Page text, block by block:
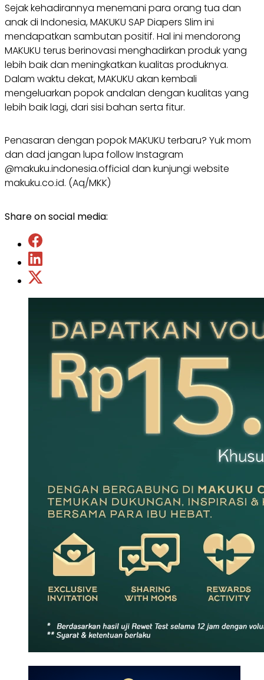
Sejak kehadirannya menemani para orang tua dan
anak di Indonesia, MAKUKU SAP Diapers Slim ini
mendapatkan sambutan positif. Hal ini mendorong
MAKUKU terus berinovasi menghadirkan produk yang
lebih baik dan meningkatkan kualitas produknya.
Dalam waktu dekat, MAKUKU akan kembali
mengeluarkan popok andalan dengan kualitas yang
lebih baik lagi, dari sisi bahan serta fitur.
Penasaran dengan popok MAKUKU terbaru? Yuk mom
dan dad jangan lupa follow Instagram
@makuku.indonesia.official dan kunjungi website
makuku.co.id. (Aq/MKK)
Share on social media: